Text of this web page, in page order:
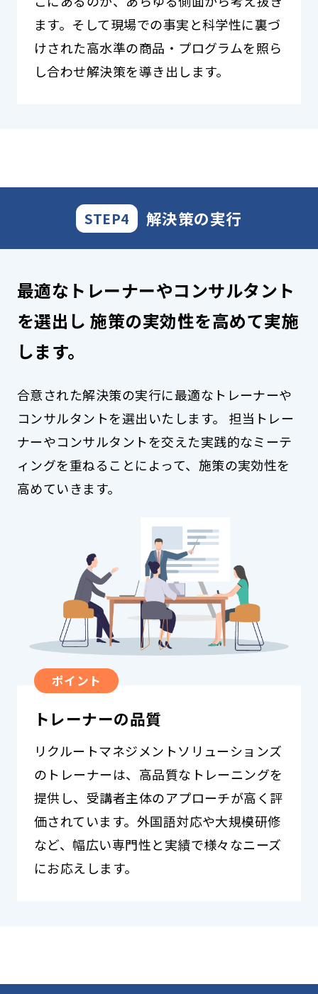
ます。そして現場での事実と科学性に裏づ
けされた高水準の商品・プログラムを照ら
し合わせ解決策を導き出します。
STEP4 解決策の実行
最適なトレーナーやコンサルタント
を選出し 施策の実効性を高めて実施
します。
合意された解決策の実行に最適なトレーナーや
コンサルタントを選出いたします。
担当トレー
ナーやコンサルタントを交えた実践的なミーテ
ィングを重ねることによって、施策の実効性を
高めていきます。
ポイント
トレーナーの品質
リクルートマネジメントソリューションズ
のトレーナーは、高品質なトレーニングを
提供し、受講者主体のアプローチが高く評
価されています。外国語対応や大規模研修
など、幅広い専門性と実績で様々なニーズ
にお応えします。